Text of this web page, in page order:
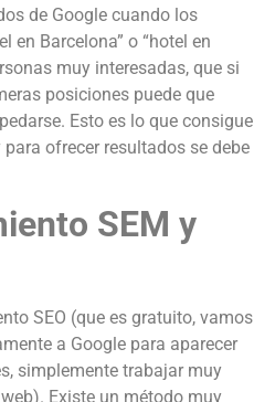
de Google cuando los
en Barcelona” o “hotel en
muy interesadas, que si
posiciones puede que
Esto es lo que consigue
ofrecer resultados se debe
SEM y
SEO (que es gratuito, vamos
a Google para aparecer
simplemente trabajar muy
Existe un método muy